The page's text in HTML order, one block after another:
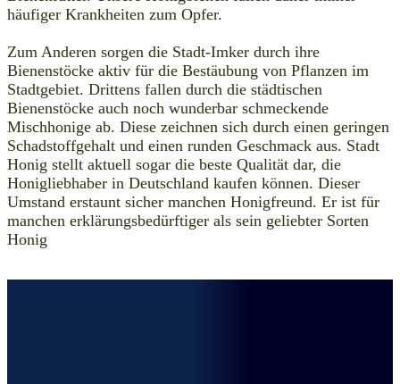
häufiger Krankheiten zum Opfer.
Zum Anderen sorgen die Stadt-Imker durch ihre
Bienenstöcke aktiv für die Bestäubung von Pflanzen im
Stadtgebiet. Drittens fallen durch die städtischen
Bienenstöcke auch noch wunderbar schmeckende
Mischhonige ab. Diese zeichnen sich durch einen geringen
Schadstoffgehalt und einen runden Geschmack aus. Stadt
Honig stellt aktuell sogar die beste Qualität dar, die
Honigliebhaber in Deutschland kaufen können. Dieser
Umstand erstaunt sicher manchen Honigfreund. Er ist für
manchen erklärungsbedürftiger als sein geliebter Sorten
Honig